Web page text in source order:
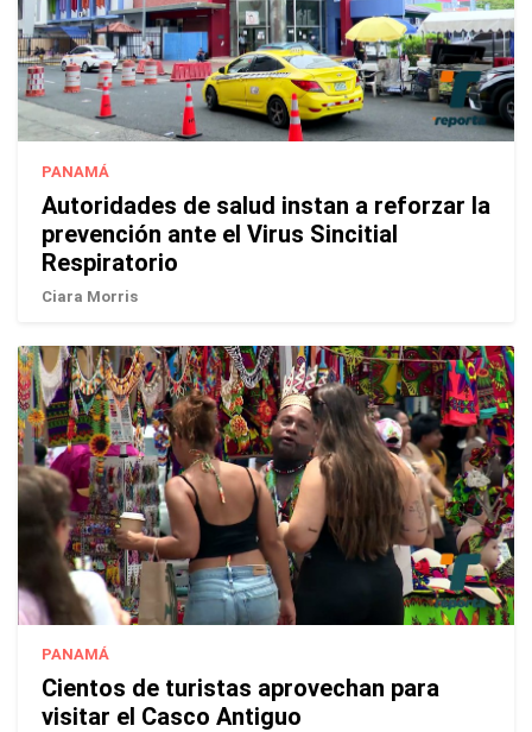
PANAMÁ
Autoridades de salud instan a reforzar la
prevención ante el Virus Sincitial
Respiratorio
Ciara Morris
PANAMÁ
Cientos de turistas aprovechan para
visitar el Casco Antiguo